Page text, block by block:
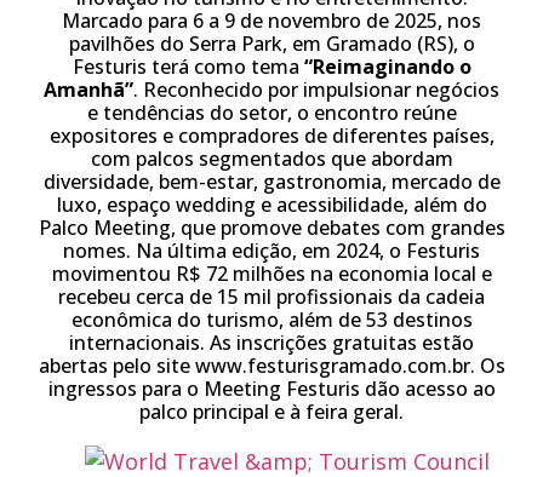
Marcado para 6 a 9 de novembro de 2025, nos
pavilhões do Serra Park, em Gramado (RS), o
Festuris terá como tema “Reimaginando o
Amanhã”. Reconhecido por impulsionar negócios
e tendências do setor, o encontro reúne
expositores e compradores de diferentes países,
com palcos segmentados que abordam
diversidade, bem-estar, gastronomia, mercado de
luxo, espaço wedding e acessibilidade, além do
Palco Meeting, que promove debates com grandes
nomes. Na última edição, em 2024, o Festuris
movimentou R$ 72 milhões na economia local e
recebeu cerca de 15 mil profissionais da cadeia
econômica do turismo, além de 53 destinos
internacionais. As inscrições gratuitas estão
abertas pelo site www.festurisgramado.com.br. Os
ingressos para o Meeting Festuris dão acesso ao
palco principal e à feira geral.